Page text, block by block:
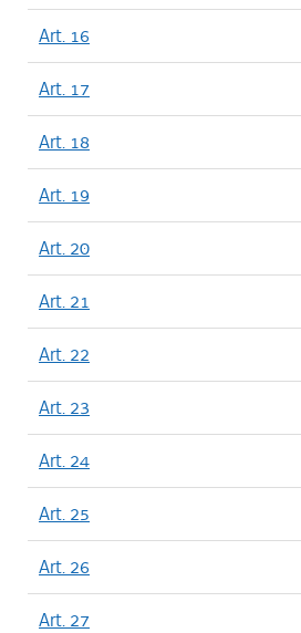
Art. 16
Art. 17
Art. 18
Art. 19
Art. 20
Art. 21
Art. 22
Art. 23
Art. 24
Art. 25
Art. 26
Art. 27